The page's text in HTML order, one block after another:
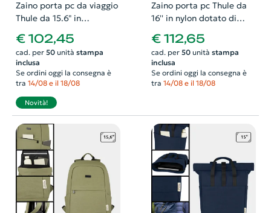
Zaino porta pc da viaggio
Thule da 15.6" in
scomparto SafeZone e
cinghia pettorale
regolabile
€ 102,45
cad. per 50unità stampa
inclusa
Se ordini oggi la consegna è
tra 14/08 e il 18/08
Novità!
Zaino porta pc Thule da
16'' in nylon dotato di
cinghie di compressione
laterali
€ 112,65
cad. per 50unità stampa
inclusa
Se ordini oggi la consegna è
tra 14/08 e il 18/08